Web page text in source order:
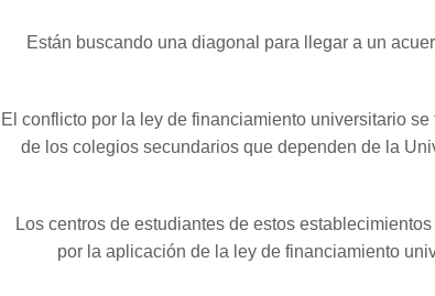
“Están buscando una diagonal para llegar a un
El conflicto por la ley de financiamiento universitario
de los colegios secundarios que dependen de la
Los centros de estudiantes de estos
por la aplicación de la ley de financiamiento